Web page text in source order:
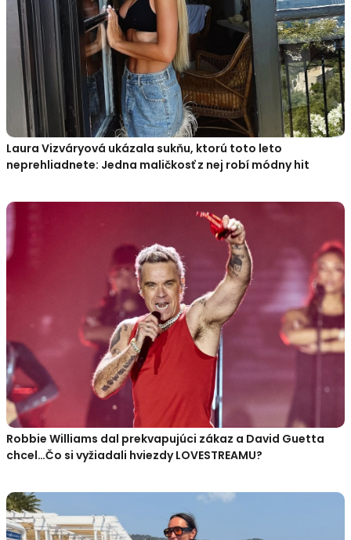
Laura Vizváryová ukázala sukňu, ktorú toto leto
neprehliadnete: Jedna maličkosť z nej robí módny hit
Robbie Williams dal prekvapujúci zákaz a David Guetta
chcel…Čo si vyžiadali hviezdy LOVESTREAMU?